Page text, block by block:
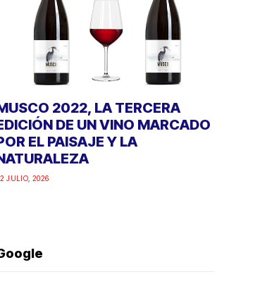
2022, LA TERCERA
DE UN VINO MARCADO
EL PAISAJE Y LA
JULIO, 2026